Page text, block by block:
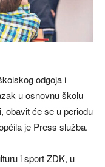
odgoja i
u osnovnu školu
obavit će se u periodu
je Press služba.
i sport ZDK, u